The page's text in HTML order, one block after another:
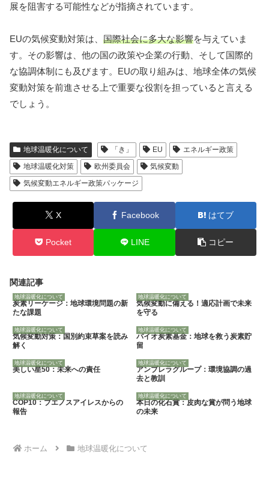
展を阻害する可能性などが指摘されています。
EUの気候変動対策は、 国際社会に多大な影響を与えていま
す。その影響は、他の国の政策や企業の行動、そして国際的
な協調体制にも及びます。EUの取り組みは、地球全体の気候
変動対策を前進させる上で重要な役割を担っていると言える
でしょう。
地球温暖化について 「き」 EU
エネルギー政策
地球温暖化対策
欧州委員会
気候変動
気候変動エネルギー政策パッケージ
X Facebook はてブ
Pocket LINE コピー
関連記事
地球温暖化について
炭素リーケージ：地球環境問題の新
たな課題
地球温暖化について
気候変動に備える！適応計画で未来
を守る
地球温暖化について
気候変動対策：国別約束草案を読み
解く
地球温暖化について
バイオ炭素基金：地球を救う炭素貯
留
地球温暖化について
美しい星50：未来への責任
地球温暖化について
アンブレラグループ：環境協調の過
去と教訓
地球温暖化について
COP10：ブエノスアイレスからの
報告
地球温暖化について
本日の化石賞：皮肉な賞が問う地球
の未来
ホーム 地球温暖化について